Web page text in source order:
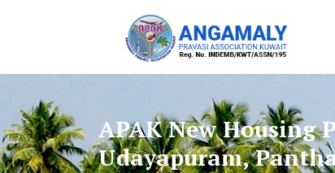
APAK New Housing
Udayapuram,